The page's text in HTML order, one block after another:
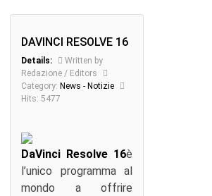
DAVINCI RESOLVE 16
Details:
Written by
Redazione / Editors
Category: News - Notizie
Hits: 5477
DaVinci Resolve 16è
l’unico programma al
mondo a offrire